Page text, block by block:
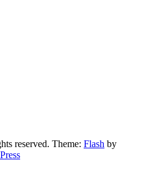
reserved. Theme: Flash by